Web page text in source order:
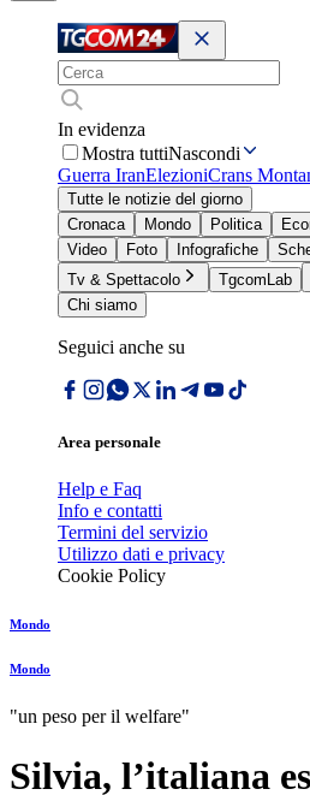
In evidenza
Mostra tuttiNascondi
Guerra IranElezioniCrans
Tutte le notizie del giorno
Cronaca
Mondo Politica
Video
Foto Infografiche
Tv & Spettacolo
TgcomLab
Chi siamo
Seguici anche su
Area personale
Help e Faq
Info e contatti
Termini del servizio
Utilizzo dati e privacy
Cookie Policy
Mondo
Mondo
"un peso per il welfare"
Silvia, l’italiana